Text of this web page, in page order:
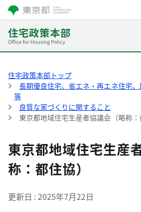
住宅政策本部トップ
長期優良住宅、省エネ・再エネ住宅
等
良質な家づくりに関すること
東京都地域住宅生産者協議会（略称：
東京都地域住宅生産
称：都住協）
更新日 2025年7月22日